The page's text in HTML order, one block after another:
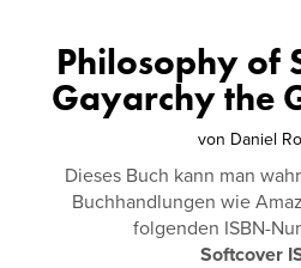
Philosophy of
Gayarchy the
von Daniel
Dieses Buch kann man
Buchhandlungen wie
folgenden ISBN-
Softcover